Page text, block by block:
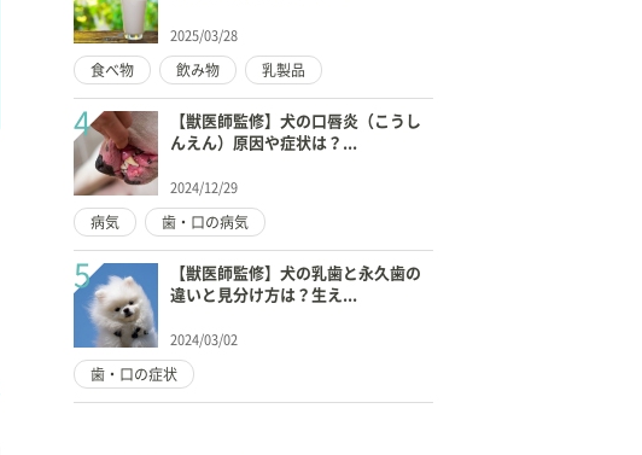
2025/03/28
食べ物 飲み物 乳製品
4
【獣医師監修】犬の口唇炎（こうし
んえん）原因や症状は？...
2024/12/29
病気 歯・口の病気
5
【獣医師監修】犬の乳歯と永久歯の
違いと見分け方は？生え...
2024/03/02
歯・口の症状